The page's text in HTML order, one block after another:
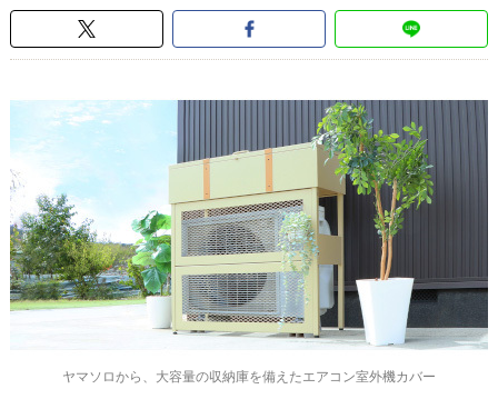
ヤマソロから、大容量の収納庫を備えたエアコン室外機カバー